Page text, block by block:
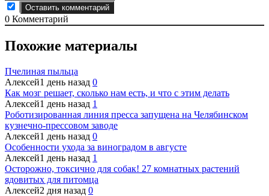
0 Комментарий
Похожие материалы
Пчелиная пыльца
Алексей1 день назад 0
Как мозг решает, сколько нам есть, и что с этим делать
Алексей1 день назад 1
Роботизированная линия пресса запущена на Челябинском
кузнечно-прессовом заводе
Алексей1 день назад 0
Особенности ухода за виноградом в августе
Алексей1 день назад 1
Осторожно, токсично для собак! 27 комнатных растений
ядовитых для питомца
Алексей2 дня назад 0